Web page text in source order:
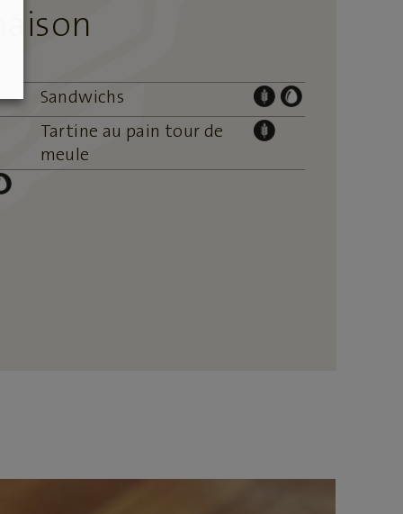
Sandwichs
Tartine au pain tour de
meule